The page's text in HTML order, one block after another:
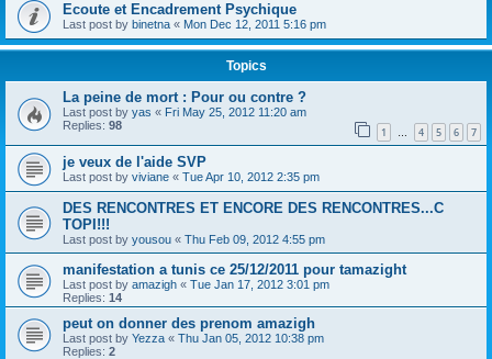
Ecoute et Encadrement Psychique
Last post by binetna « Mon Dec 12, 2011 5:16 pm
Topics
La peine de mort : Pour ou contre ?
Last post by yas « Fri May 25, 2012 11:20 am
Replies: 98 1 … 4 5 6 7
je veux de l'aide SVP
Last post by viviane « Tue Apr 10, 2012 2:35 pm
DES RENCONTRES ET ENCORE DES RENCONTRES...C
TOPI!!!
Last post by yousou « Thu Feb 09, 2012 4:55 pm
manifestation a tunis ce 25/12/2011 pour tamazight
Last post by amazigh « Tue Jan 17, 2012 3:01 pm
Replies: 14
peut on donner des prenom amazigh
Last post by Yezza « Thu Jan 05, 2012 10:38 pm
Replies: 2